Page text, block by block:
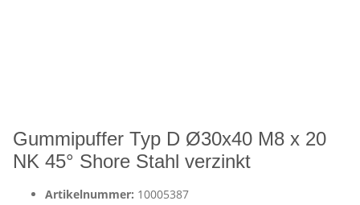
Gummipuffer Typ D Ø30x40 M8 x 20
NK 45° Shore Stahl verzinkt
Artikelnummer: 10005387